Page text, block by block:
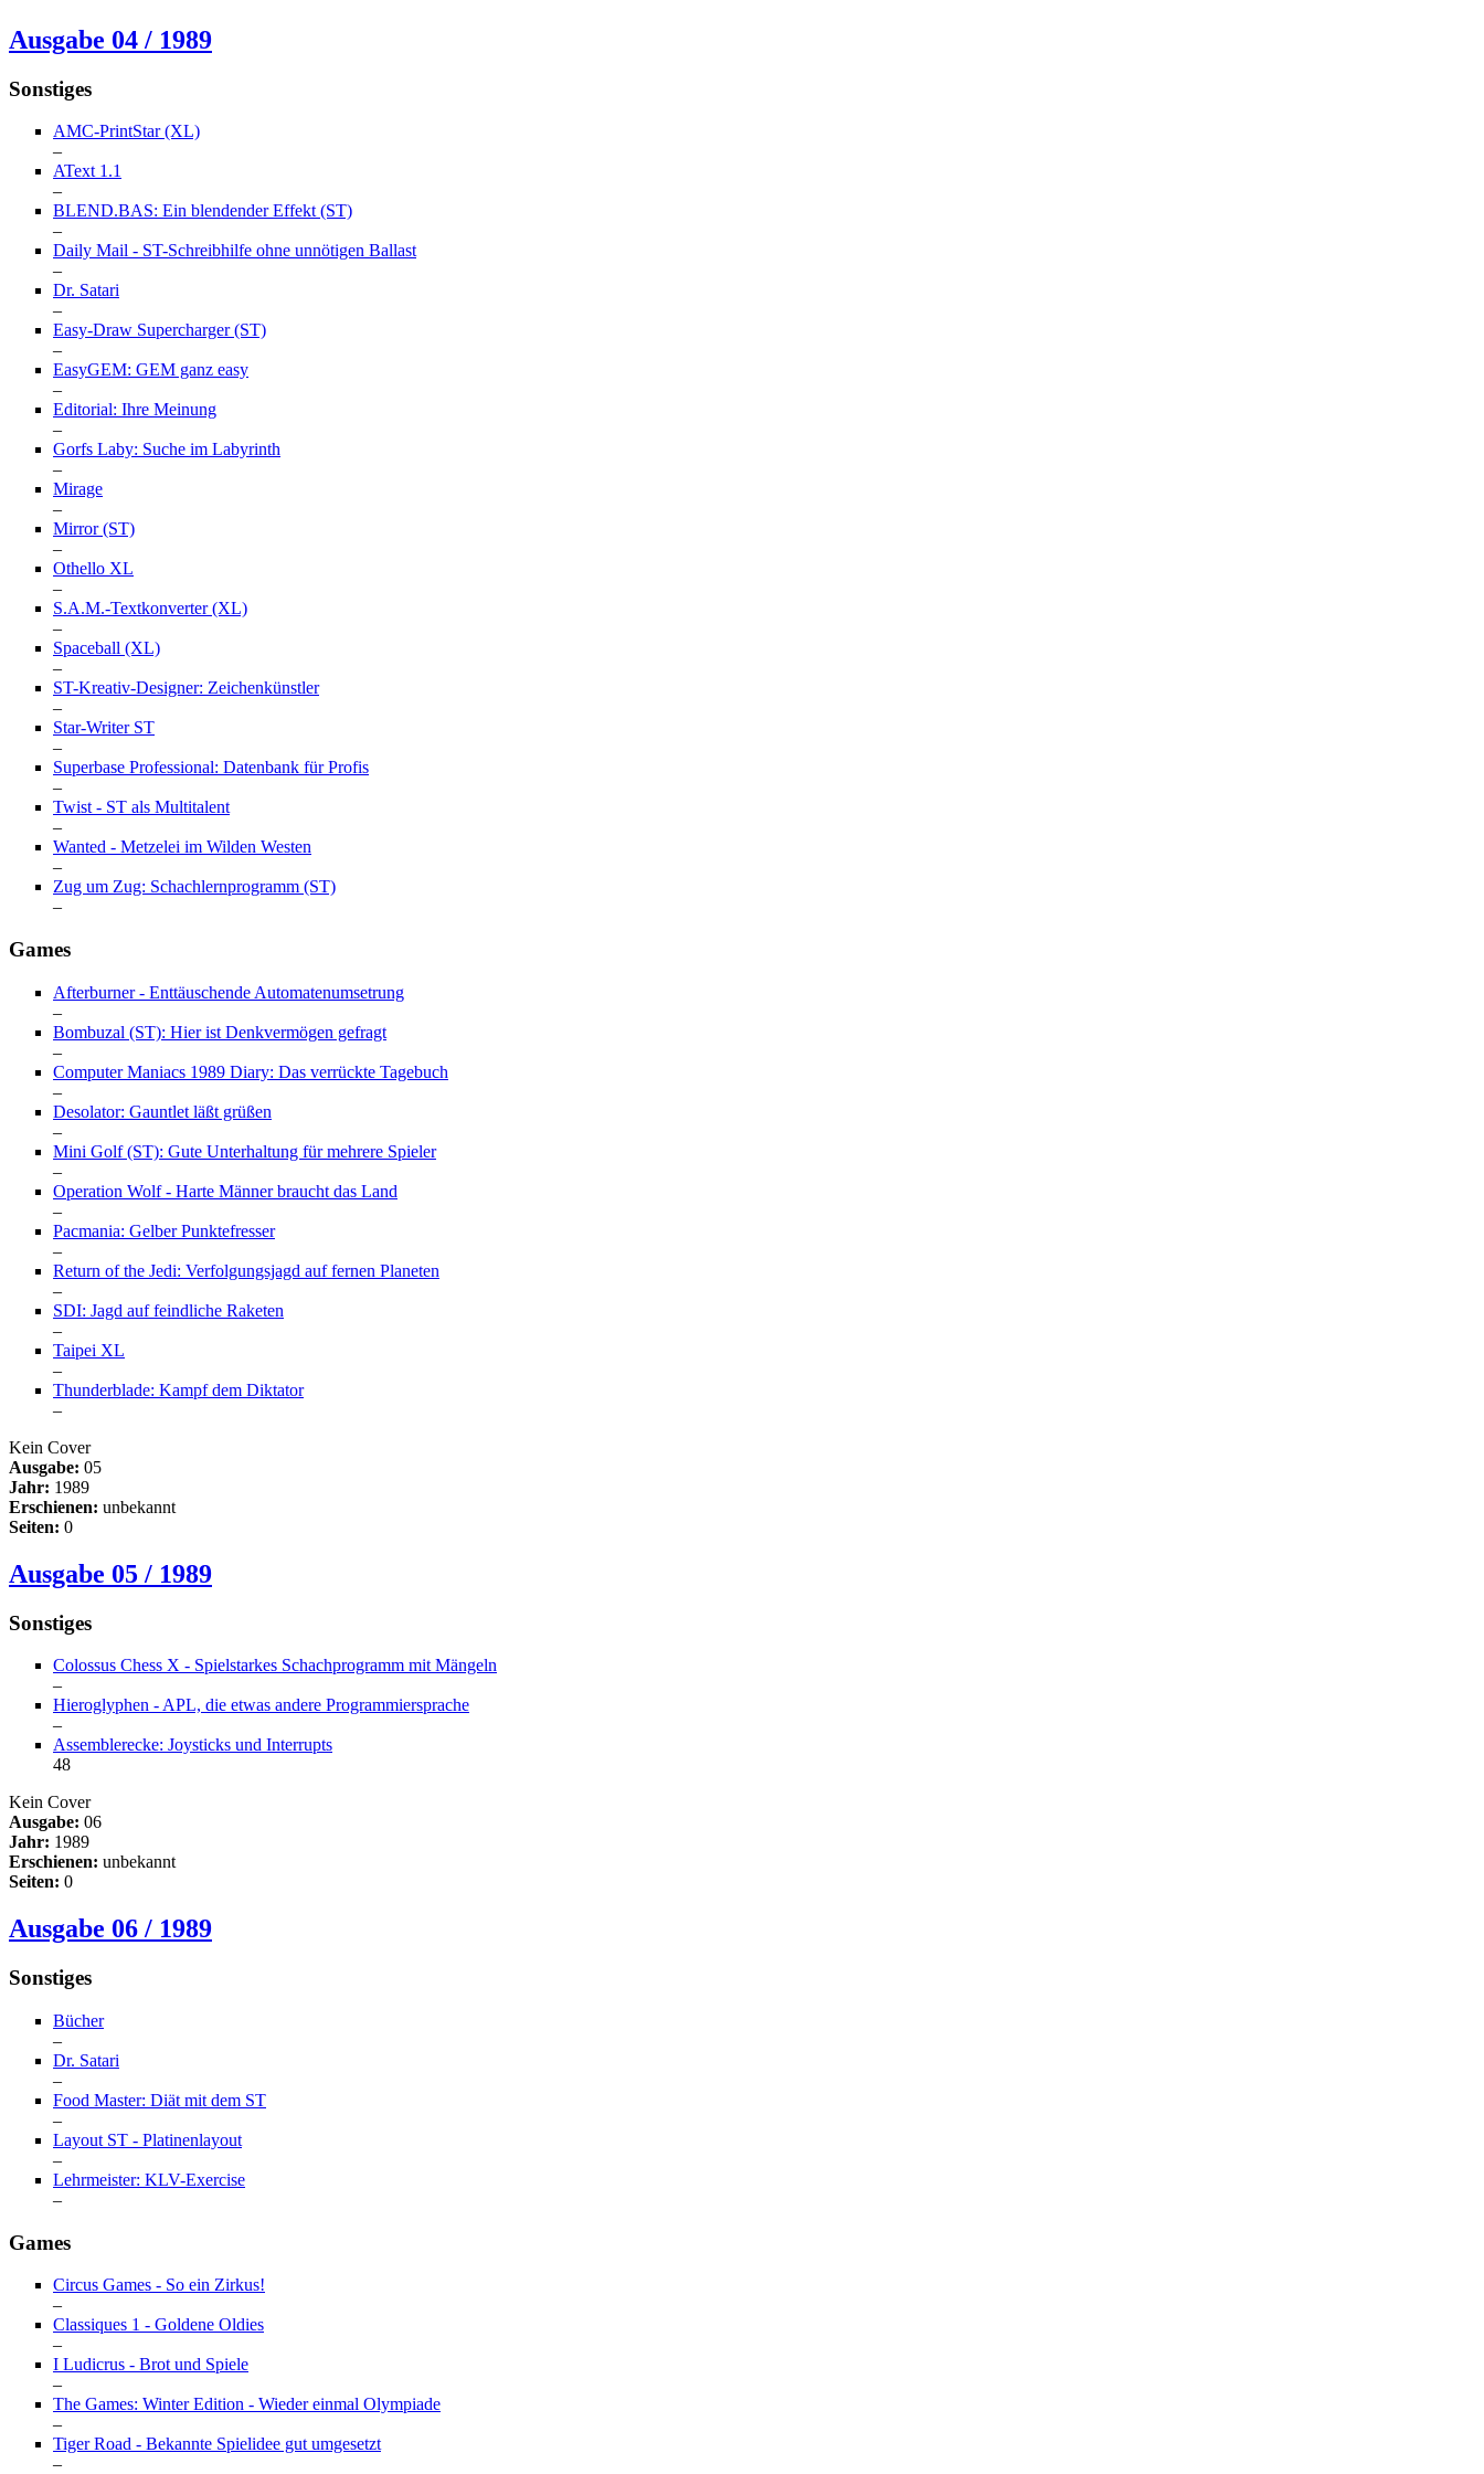
Ausgabe 04 / 1989
Sonstiges
AMC-PrintStar (XL)
–
AText 1.1
–
BLEND.BAS: Ein blendender Effekt (ST)
–
Daily Mail - ST-Schreibhilfe ohne unnötigen Ballast
–
Dr. Satari
–
Easy-Draw Supercharger (ST)
–
EasyGEM: GEM ganz easy
–
Editorial: Ihre Meinung
–
Gorfs Laby: Suche im Labyrinth
–
Mirage
–
Mirror (ST)
–
Othello XL
–
S.A.M.-Textkonverter (XL)
–
Spaceball (XL)
–
ST-Kreativ-Designer: Zeichenkünstler
–
Star-Writer ST
–
Superbase Professional: Datenbank für Profis
–
Twist - ST als Multitalent
–
Wanted - Metzelei im Wilden Westen
–
Zug um Zug: Schachlernprogramm (ST)
–
Games
Afterburner - Enttäuschende Automatenumsetrung
–
Bombuzal (ST): Hier ist Denkvermögen gefragt
–
Computer Maniacs 1989 Diary: Das verrückte Tagebuch
–
Desolator: Gauntlet läßt grüßen
–
Mini Golf (ST): Gute Unterhaltung für mehrere Spieler
–
Operation Wolf - Harte Männer braucht das Land
–
Pacmania: Gelber Punktefresser
–
Return of the Jedi: Verfolgungsjagd auf fernen Planeten
–
SDI: Jagd auf feindliche Raketen
–
Taipei XL
–
Thunderblade: Kampf dem Diktator
–
Kein Cover
Ausgabe: 05
Jahr: 1989
Erschienen: unbekannt
Seiten: 0
Ausgabe 05 / 1989
Sonstiges
Colossus Chess X - Spielstarkes Schachprogramm mit Mängeln
–
Hieroglyphen - APL, die etwas andere Programmiersprache
–
Assemblerecke: Joysticks und Interrupts
48
Kein Cover
Ausgabe: 06
Jahr: 1989
Erschienen: unbekannt
Seiten: 0
Ausgabe 06 / 1989
Sonstiges
Bücher
–
Dr. Satari
–
Food Master: Diät mit dem ST
–
Layout ST - Platinenlayout
–
Lehrmeister: KLV-Exercise
–
Games
Circus Games - So ein Zirkus!
–
Classiques 1 - Goldene Oldies
–
I Ludicrus - Brot und Spiele
–
The Games: Winter Edition - Wieder einmal Olympiade
–
Tiger Road - Bekannte Spielidee gut umgesetzt
–